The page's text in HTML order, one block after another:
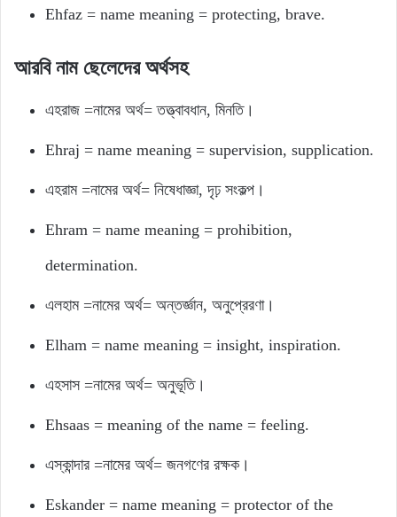
Ehfaz = name meaning = protecting, brave.
আরবি নাম ছেলেদের অর্থসহ
এহরাজ =নামের অর্থ= তত্ত্বাবধান, মিনতি।
Ehraj = name meaning = supervision, supplication.
এহরাম =নামের অর্থ= নিষেধাজ্ঞা, দৃঢ় সংকল্প।
Ehram = name meaning = prohibition,
determination.
এলহাম =নামের অর্থ= অন্তর্জ্ঞান, অনুপ্রেরণা।
Elham = name meaning = insight, inspiration.
এহসাস =নামের অর্থ= অনুভূতি।
Ehsaas = meaning of the name = feeling.
এস্কান্দার =নামের অর্থ= জনগণের রক্ষক।
Eskander = name meaning = protector of the